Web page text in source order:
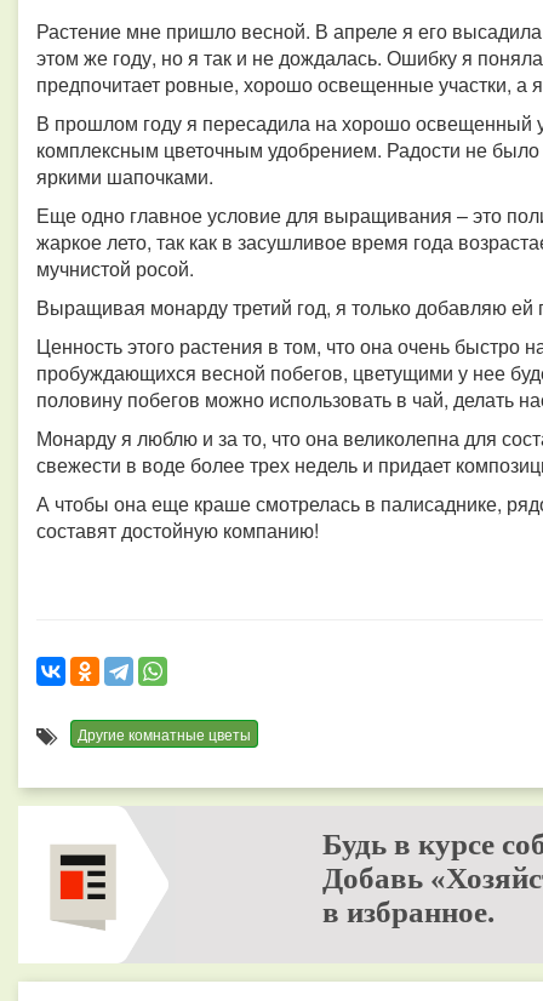
Растение мне пришло весной. В апреле я его
этом же году, но я так и не дождалась. Ошибку я
предпочитает ровные, хорошо освещенные участки, а
В прошлом году я пересадила на хорошо освещенный
комплексным цветочным удобрением. Радости не было
яркими шапочками.
Еще одно главное условие для выращивания – это
жаркое лето, так как в засушливое время года
мучнистой росой.
Выращивая монарду третий год, я только добавляю
Ценность этого растения в том, что она очень быстро
пробуждающихся весной побегов, цветущими у нее
половину побегов можно использовать в чай, делать
Монарду я люблю и за то, что она великолепна для
свежести в воде более трех недель и придает
А чтобы она еще краше смотрелась в палисаднике,
составят достойную компанию!
Другие комнатные цветы
Будь в курсе
Добавь
в избранное.